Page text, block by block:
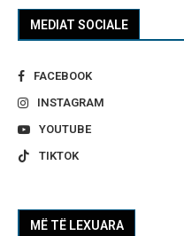
MEDIAT SOCIALE
FACEBOOK
INSTAGRAM
YOUTUBE
TIKTOK
MË TË LEXUARA